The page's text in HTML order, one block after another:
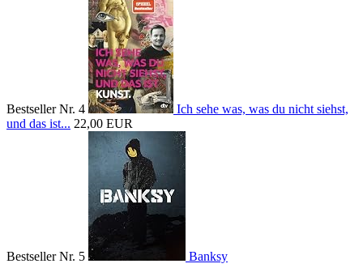
Bestseller Nr. 4
Ich sehe was, was du nicht siehst,
und das ist... 22,00 EUR
Bestseller Nr. 5 Banksy